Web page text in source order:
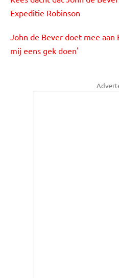
Expeditie Robinson
John de Bever doet mee aan
mij eens gek doen'